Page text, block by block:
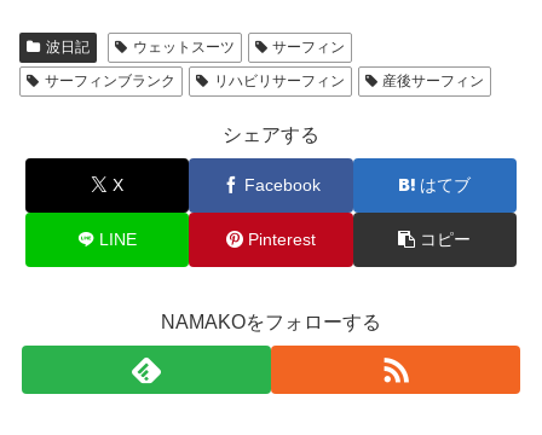
波日記 ウェットスーツ
サーフィン
サーフィンブランク
リハビリサーフィン 産後サーフィン
シェアする
X Facebook はてブ
LINE Pinterest コピー
NAMAKOをフォローする